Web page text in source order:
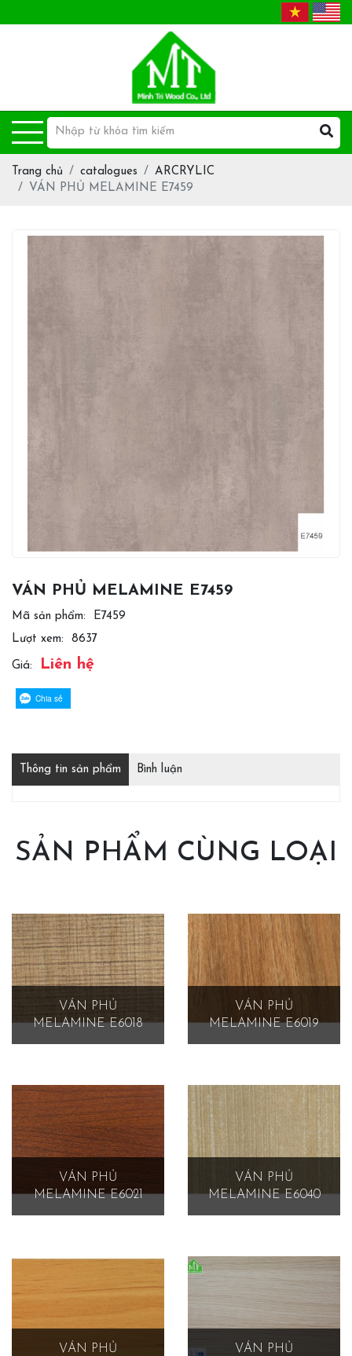
Trang chủ catalogues
ARCRYLIC
VÁN PHỦ MELAMINE E7459
VÁN PHỦ MELAMINE E7459
Mã sản phẩm:
E7459
Lượt xem:
8637
Giá: Liên hệ
Chia sẻ
Thông tin sản phẩm Bình luận
SẢN PHẨM CÙNG LOẠI
VÁN PHỦ
MELAMINE E6018
VÁN PHỦ
MELAMINE E6019
VÁN PHỦ
MELAMINE E6021
VÁN PHỦ
MELAMINE E6040
VÁN PHỦ
VÁN PHỦ